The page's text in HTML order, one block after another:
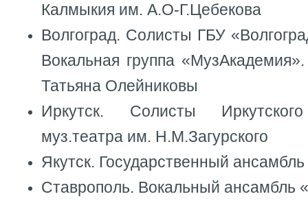
Калмыкия им. А.О-Г.Цебекова
Волгоград. Солисты ГБУ
Вокальная группа
Татьяна Олейниковы
Иркутск. Солисты Иркутского
муз.театра им. Н.М.Загурского
Якутск. Государственный
Ставрополь. Вокальный ансамбль